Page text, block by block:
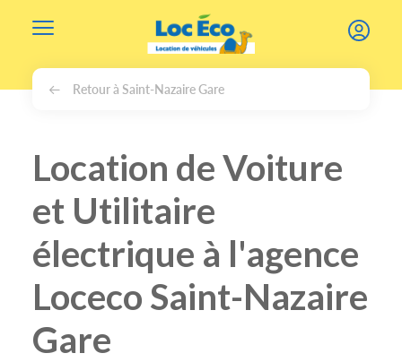
Retour à Saint-Nazaire Gare
Location de Voiture
et Utilitaire
électrique à l'agence
Loceco Saint-Nazaire
Gare